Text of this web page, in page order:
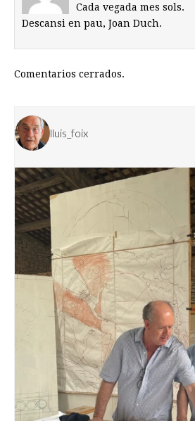
Cada vegada mes sols.
Descansi en pau, Joan Duch.
Comentarios cerrados.
lluis_foix